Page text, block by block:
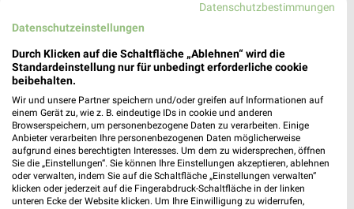
Datenschutzbestimmungen
Datenschutzeinstellungen
Durch Klicken auf die Schaltfläche „Ablehnen“ wird die
Standardeinstellung nur für unbedingt erforderliche cookie
beibehalten.
Wir und unsere Partner speichern und/oder greifen auf Informationen auf
einem Gerät zu, wie z. B. eindeutige IDs in cookie und anderen
Browserspeichern, um personenbezogene Daten zu verarbeiten. Einige
Anbieter verarbeiten Ihre personenbezogenen Daten möglicherweise
aufgrund eines berechtigten Interesses. Um dem zu widersprechen, öffnen
Sie die „Einstellungen“. Sie können Ihre Einstellungen akzeptieren, ablehnen
oder verwalten, indem Sie auf die Schaltfläche „Einstellungen verwalten“
klicken oder jederzeit auf die Fingerabdruck-Schaltfläche in der linken
unteren Ecke der Website klicken. Um Ihre Einwilligung zu widerrufen,